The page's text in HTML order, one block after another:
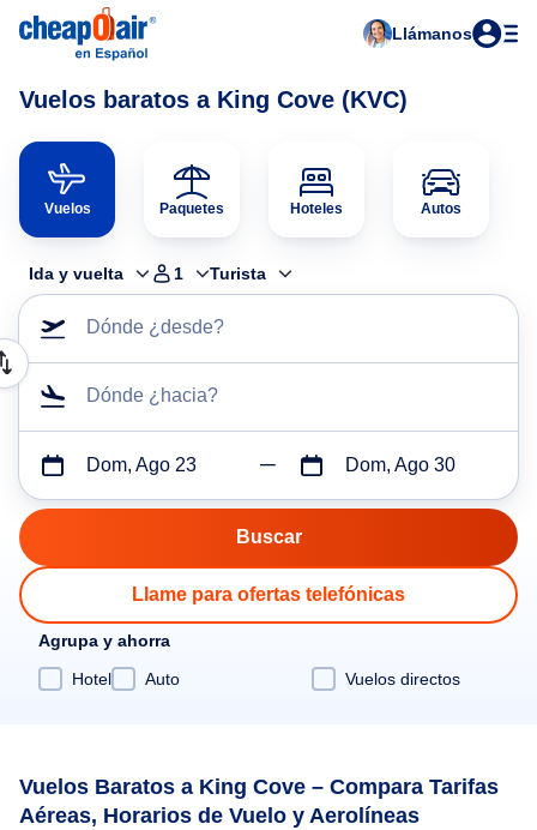
Llámanos
Vuelos baratos a King Cove (KVC)
Vuelos Paquetes Hoteles Autos
Ida y vuelta 1 Turista
Dónde ¿desde?
Dónde ¿hacia?
Dom, Ago 23 Dom, Ago 30
Llame para ofertas telefónicas
Agrupa y ahorra
Hotel
Auto Vuelos directos
Vuelos Baratos a King Cove – Compara Tarifas
Aéreas, Horarios de Vuelo y Aerolíneas